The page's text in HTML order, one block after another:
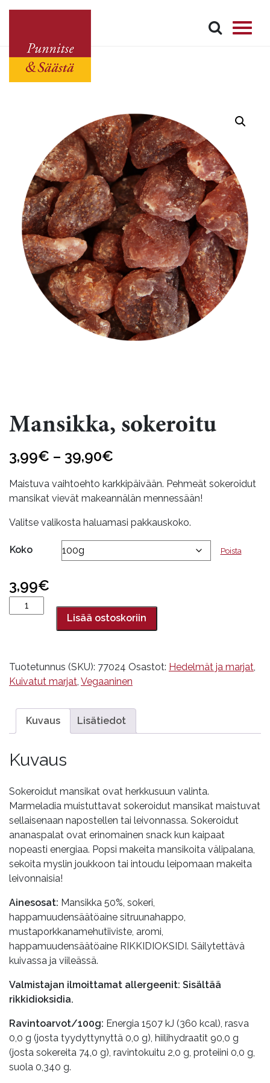
Mansikka, sokeroitu
3,99€ – 39,90€
3,99€
-
39,90€
Maistuva vaihtoehto karkkipäivään. Pehmeät sokeroidut
mansikat vievät makeannälän mennessään!
Valitse valikosta haluamasi pakkauskoko.
Koko Poista
3,99€
Mansikka,
sokeroitu
Lisää ostoskoriin
Tuotetunnus (SKU): 77024 Osastot: Hedelmät ja marjat
Kuivatut marjat Vegaaninen
Kuvaus Lisätiedot
Kuvaus
Sokeroidut mansikat ovat herkkusuun valinta.
Marmeladia muistuttavat sokeroidut mansikat maistuvat
sellaisenaan napostellen tai leivonnassa. Sokeroidut
ananaspalat ovat erinomainen snack kun kaipaat
nopeasti energiaa. Popsi makeita mansikoita välipalana,
sekoita myslin joukkoon tai intoudu leipomaan makeita
leivonnaisia!
Ainesosat: Mansikka 50%, sokeri,
happamuudensäätöaine sitruunahappo,
mustaporkkanamehutiiviste, aromi,
happamuudensäätöaine RIKKIDIOKSIDI. Säilytettävä
kuivassa ja viileässä.
Valmistajan ilmoittamat allergeenit: Sisältää
rikkidioksidia.
Ravintoarvot/100g: Energia 1507 kJ (360 kcal), rasva
0,0 g (josta tyydyttynyttä 0,0 g), hiilihydraatit 90,0 g
(josta sokereita 74,0 g), ravintokuitu 2,0 g, proteiini 0,0 g,
suola 0,340 g.